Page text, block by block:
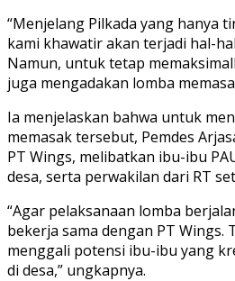
“Menjelang Pilkada yang hanya
kami khawatir akan terjadi hal-
Namun, untuk tetap
juga mengadakan lomba
Ia menjelaskan bahwa untuk
memasak tersebut, Pemdes
PT Wings, melibatkan ibu-ibu
desa, serta perwakilan dari RT
“Agar pelaksanaan lomba
bekerja sama dengan PT Wings.
menggali potensi ibu-ibu yang
di desa,” ungkapnya.